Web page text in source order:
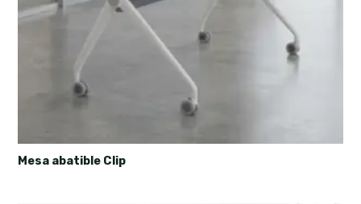
Mesa abatible Clip